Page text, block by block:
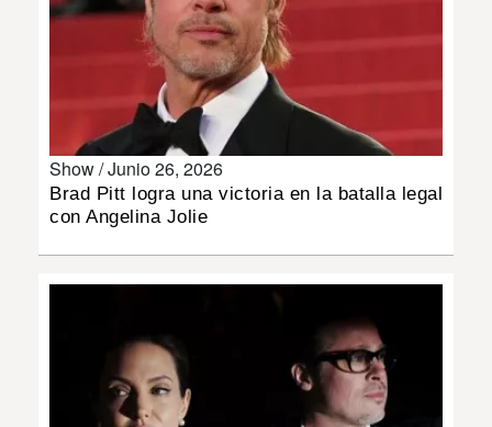
DEPORTES
Show /Junio 26, 2026
Brad Pitt logra una victoria en la batalla legal
con Angelina Jolie